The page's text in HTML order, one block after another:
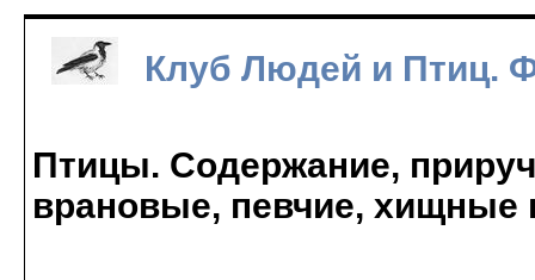
Клуб Людей и Птиц.
Птицы. Содержание,
врановые, певчие, хищные